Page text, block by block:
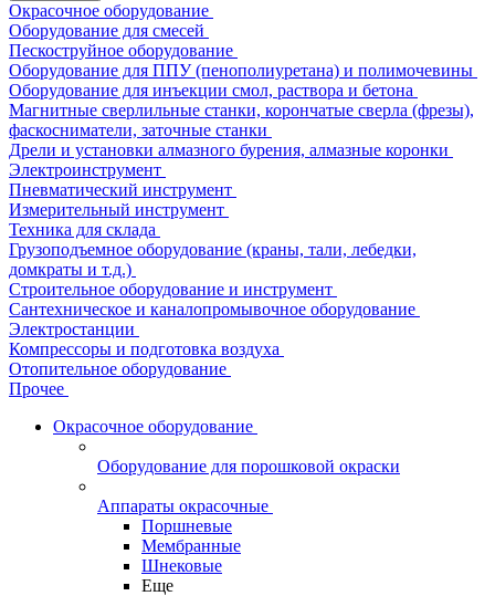
Окрасочное оборудование
Оборудование для смесей
Пескоструйное оборудование
Оборудование для ППУ (пенополиуретана) и полимочевины
Оборудование для инъекции смол, раствора и бетона
Магнитные сверлильные станки, корончатые сверла (фрезы),
фаскосниматели, заточные станки
Дрели и установки алмазного бурения, алмазные коронки
Электроинструмент
Пневматический инструмент
Измерительный инструмент
Техника для склада
Грузоподъемное оборудование (краны, тали, лебедки,
домкраты и т.д.)
Строительное оборудование и инструмент
Сантехническое и каналопромывочное оборудование
Электростанции
Компрессоры и подготовка воздуха
Отопительное оборудование
Прочее
Окрасочное оборудование
Оборудование для порошковой окраски
Аппараты окрасочные
Поршневые
Мембранные
Шнековые
Еще